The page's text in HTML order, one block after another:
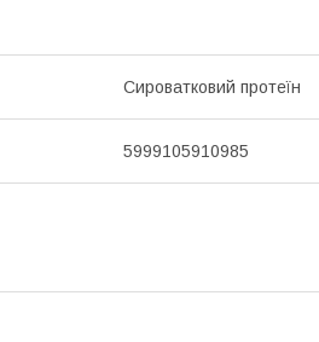
Сироватковий протеїн
5999105910985